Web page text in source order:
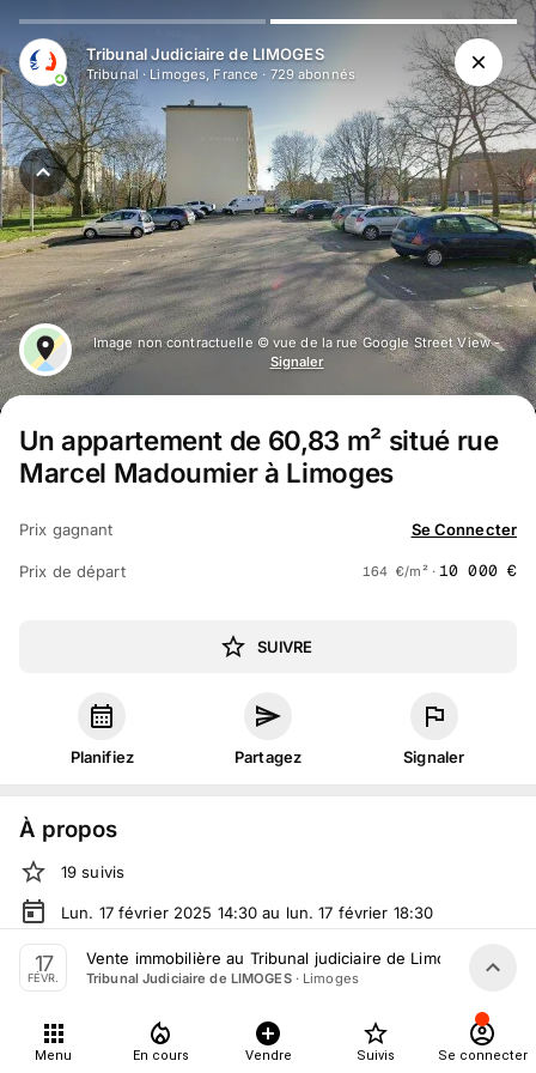
Tribunal Judiciaire de LIMOGES
Tribunal· Limoges, France · 729abonnés
Image non contractuelle © vue de la rue Google Street View -
Signaler
Un appartement de 60,83 m² situé rue
Marcel Madoumier à Limoges
Prix gagnant Se Connecter
Prix de départ 164 €/m² ·10 000 €
SUIVRE
Planifiez Partagez Signaler
À propos
19 suivis
Lun. 17 février 2025 14:30 au lun. 17 février 18:30
Vente judiciaireorganiséepar
Tribunal Judiciaire de
LIMOGES
France
Tout le monde peut participer
17
FÉVR.
Vente immobilière au Tribunal judiciaire de Limoges le 17
Tribunal Judiciaire de LIMOGES· Limoges
Menu En cours Vendre Suivis Se connecter